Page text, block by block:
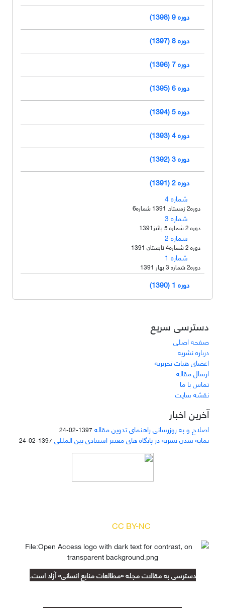
دوره 9 (1398)
دوره 8 (1397)
دوره 7 (1396)
دوره 6 (1395)
دوره 5 (1394)
دوره 4 (1393)
دوره 3 (1392)
دوره 2 (1391)
شماره 4
دوره2 زمستان 1391 شماره6
شماره 3
دوره 2 شماره 5 پائیز1391
شماره 2
دوره 2 شماره4 تابستان 1391
شماره 1
دوره2 شماره 3 بهار 1391
دوره 1 (1390)
دسترسی سریع
صفحه اصلی
درباره نشریه
اعضای هیات تحریریه
ارسال مقاله
تماس با ما
نقشه سایت
آخرین اخبار
اصلاح و به روزرسانی راهنمای تدوین مقاله 1397-02-24
نمایه شدن نشریه در پایگاه های معتبر استنادی بین المللی 1397-02-24
CC BY-NC
دسترسی به مقالات مجله «مطالعات منابع انسانی» آزاد است.